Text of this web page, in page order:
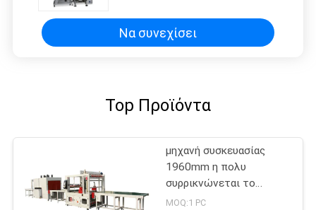
Να συνεχίσει
Top Προϊόντα
μηχανή συσκευασίας
1960mm η πολυ
συρρικνώνεται το
περικάλυμμα
MOQ:1 PC